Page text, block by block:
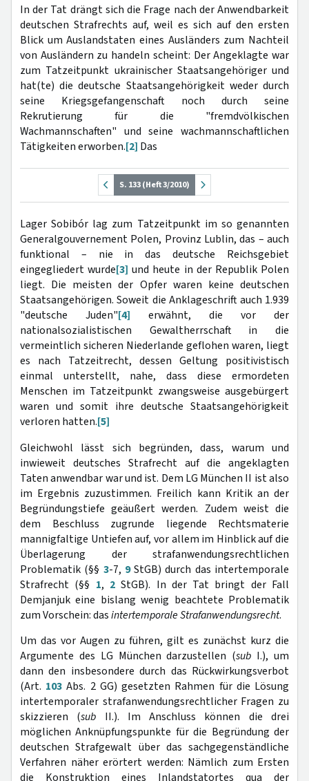
In der Tat drängt sich die Frage nach der Anwendbarkeit
deutschen Strafrechts auf, weil es sich auf den ersten
Blick um Auslandstaten eines Ausländers zum Nachteil
von Ausländern zu handeln scheint: Der Angeklagte war
zum Tatzeitpunkt ukrainischer Staatsangehöriger und
hat(te) die deutsche Staatsangehörigkeit weder durch
seine Kriegsgefangenschaft noch durch seine
Rekrutierung für die "fremdvölkischen
Wachmannschaften" und seine wachmannschaftlichen
Tätigkeiten erworben.[2] Das
S. 133 (Heft 3/2010)
Lager Sobibór lag zum Tatzeitpunkt im so genannten
Generalgouvernement Polen, Provinz Lublin, das – auch
funktional – nie in das deutsche Reichsgebiet
eingegliedert wurde[3] und heute in der Republik Polen
liegt. Die meisten der Opfer waren keine deutschen
Staatsangehörigen. Soweit die Anklageschrift auch 1.939
"deutsche Juden"[4] erwähnt, die vor der
nationalsozialistischen Gewaltherrschaft in die
vermeintlich sicheren Niederlande geflohen waren, liegt
es nach Tatzeitrecht, dessen Geltung positivistisch
einmal unterstellt, nahe, dass diese ermordeten
Menschen im Tatzeitpunkt zwangsweise ausgebürgert
waren und somit ihre deutsche Staatsangehörigkeit
verloren hatten.[5]
Gleichwohl lässt sich begründen, dass, warum und
inwieweit deutsches Strafrecht auf die angeklagten
Taten anwendbar war und ist. Dem LG München II ist also
im Ergebnis zuzustimmen. Freilich kann Kritik an der
Begründungstiefe geäußert werden. Zudem weist die
dem Beschluss zugrunde liegende Rechtsmaterie
mannigfaltige Untiefen auf, vor allem im Hinblick auf die
Überlagerung der strafanwendungsrechtlichen
Problematik (§§ 3-7, 9StGB) durch das intertemporale
Strafrecht (§§ 1, 2StGB). In der Tat bringt der Fall
Demjanjuk eine bislang wenig beachtete Problematik
zum Vorschein: dasintertemporale Strafanwendungsrecht.
Um das vor Augen zu führen, gilt es zunächst kurz die
Argumente des LG München darzustellen (sub I.), um
dann den insbesondere durch das Rückwirkungsverbot
(Art. 103 Abs. 2 GG) gesetzten Rahmen für die Lösung
intertemporaler strafanwendungsrechtlicher Fragen zu
skizzieren (sub II.). Im Anschluss können die drei
möglichen Anknüpfungspunkte für die Begründung der
deutschen Strafgewalt über das sachgegenständliche
Verfahren näher erörtert werden: Nämlich zum Ersten
die Konstruktion eines Inlandstatortes qua der